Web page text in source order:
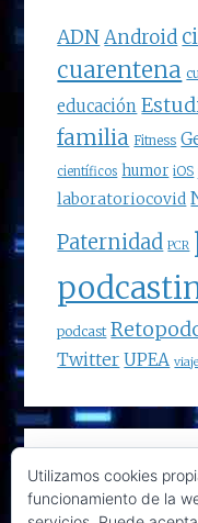
ADNAndroid
cuarentena
educación
familia Fitness
científicos humor iOS
laboratoriocovid
Paternidad PCR
podcast
Twitter UPEA
Buscar
en
Utilizamos cookies
funcionamiento de la